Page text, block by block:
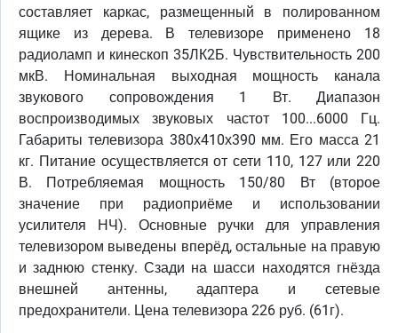
составляет каркас, размещенный в полированном
ящике из дерева. В телевизоре применено 18
радиоламп и кинескоп 35ЛК2Б. Чувствительность 200
мкВ. Номинальная выходная мощность канала
звукового сопровождения 1 Вт. Диапазон
воспроизводимых звуковых частот 100...6000 Гц.
Габариты телевизора 380х410х390 мм. Его масса 21
кг. Питание осуществляется от сети 110, 127 или 220
В. Потребляемая мощность 150/80 Вт (второе
значение при радиоприёме и использовании
усилителя НЧ). Основные ручки для управления
телевизором выведены вперёд, остальные на правую
и заднюю стенку. Сзади на шасси находятся гнёзда
внешней антенны, адаптера и сетевые
предохранители. Цена телевизора 226 руб. (61г).